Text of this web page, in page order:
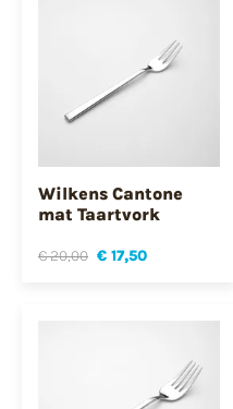
Wilkens Cantone
mat Taartvork
€ 20,00 € 17,50